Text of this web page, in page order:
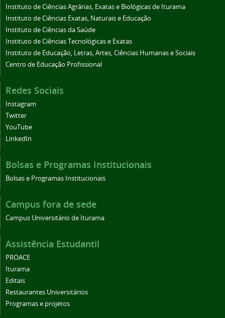
Instituto de Ciências Agrárias, Exatas e Biológicas de Iturama
Instituto de Ciências Exatas, Naturais e Educação
Instituto de Ciências da Saúde
Instituto de Ciências Tecnológicas e Exatas
Instituto de Educação, Letras, Artes, Ciências Humanas e Sociais
Centro de Educação Profissional
Redes Sociais
Instagram
Twitter
YouTube
LinkedIn
Bolsas e Programas Institucionais
Bolsas e Programas Institucionais
Campus fora de sede
Campus Universitário de Iturama
Assistência Estudantil
PROACE
Iturama
Editais
Restaurantes Universitários
Programas e projetos